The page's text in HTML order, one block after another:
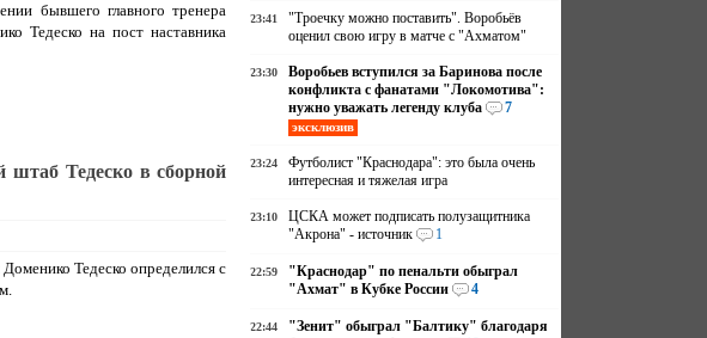
бывшего главного тренера
Тедеско на пост наставника
Тедеско в сборной
Тедеско определился с
23:41
"Троечку можно поставить". Воробьёв
оценил свою игру в матче с "Ахматом"
23:30
Воробьев вступился за Баринова после
конфликта с фанатами "Локомотива":
нужно уважать легенду клуба
7
эксклюзив
23:24
Футболист "Краснодара": это была очень
интересная и тяжелая игра
23:10
ЦСКА может подписать полузащитника
"Акрона" - источник
1
22:59
"Краснодар" по пенальти обыграл
"Ахмат" в Кубке России
4
22:44
"Зенит" обыграл "Балтику" благодаря